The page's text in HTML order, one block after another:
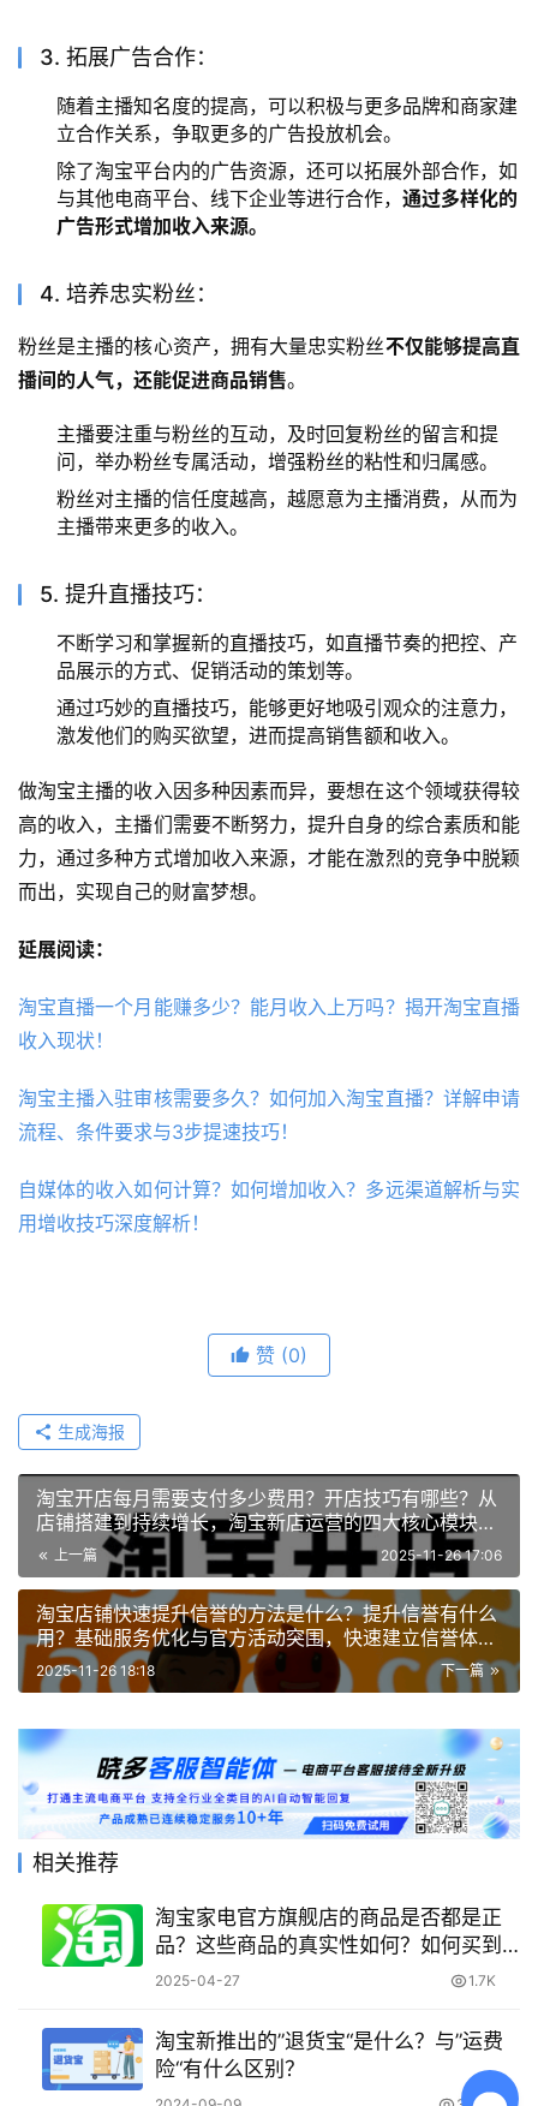
3. 拓展广告合作：
随着主播知名度的提高，可以积极与更多品牌和商家建
立合作关系，争取更多的广告投放机会。
除了淘宝平台内的广告资源，还可以拓展外部合作，如
与其他电商平台、线下企业等进行合作， 通过多样化的
广告形式增加收入来源。
4. 培养忠实粉丝：
粉丝是主播的核心资产，拥有大量忠实粉丝不仅能够提高直
播间的人气，还能促进商品销售。
主播要注重与粉丝的互动，及时回复粉丝的留言和提
问，举办粉丝专属活动，增强粉丝的粘性和归属感。
粉丝对主播的信任度越高，越愿意为主播消费，从而为
主播带来更多的收入。
5. 提升直播技巧：
不断学习和掌握新的直播技巧，如直播节奏的把控、产
品展示的方式、促销活动的策划等。
通过巧妙的直播技巧，能够更好地吸引观众的注意力，
激发他们的购买欲望，进而提高销售额和收入。
做淘宝主播的收入因多种因素而异，要想在这个领域获得较
高的收入，主播们需要不断努力，提升自身的综合素质和能
力，通过多种方式增加收入来源，才能在激烈的竞争中脱颖
而出，实现自己的财富梦想。
延展阅读：
淘宝直播一个月能赚多少？能月收入上万吗？揭开淘宝直播
收入现状！
淘宝主播入驻审核需要多久？如何加入淘宝直播？详解申请
流程、条件要求与3步提速技巧！
自媒体的收入如何计算？如何增加收入？多远渠道解析与实
用增收技巧深度解析！
赞 (0)
生成海报
淘宝开店每月需要支付多少费用？开店技巧有哪些？从
店铺搭建到持续增长，淘宝新店运营的四大核心模块与
实战进阶路径
上一篇 2025-11-26 17:06
淘宝店铺快速提升信誉的方法是什么？提升信誉有什么
用？基础服务优化与官方活动突围，快速建立信誉体系
的三大核心策略
下一篇
2025-11-26 18:18
相关推荐
淘宝家电官方旗舰店的商品是否都是正
品？这些商品的真实性如何？如何买到
满意的正品家电？
2025-04-27 1.7K
淘宝新推出的”退货宝“是什么？与”运费
险“有什么区别？